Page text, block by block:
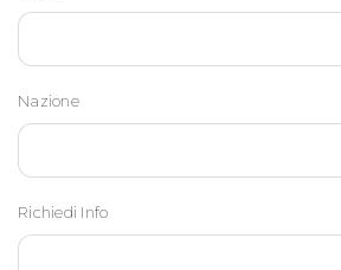
Nazione
Richiedi Info